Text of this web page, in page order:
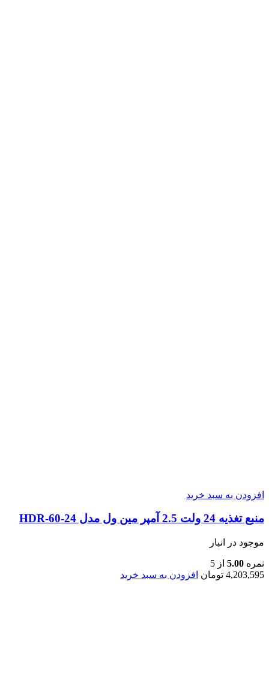
افزودن به سبد خرید
منبع تغذیه 24 ولت 2.5 آمپر مین ول مدل HDR-60-24
موجود در انبار
نمره 5.00 از 5
4,203,595 تومان افزودن به سبد خرید